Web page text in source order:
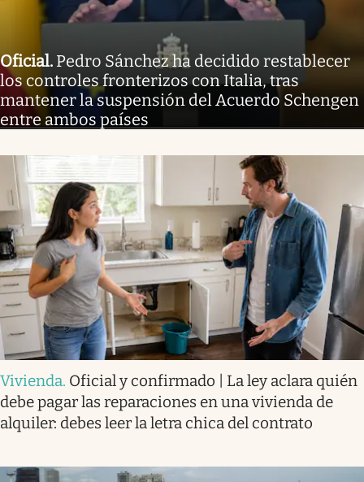
Oficial. Pedro Sánchez ha decidido restablecer
los controles fronterizos con Italia, tras
mantener la suspensión del Acuerdo Schengen
entre ambos países
Vivienda. Oficial y confirmado | La ley aclara quién
debe pagar las reparaciones en una vivienda de
alquiler: debes leer la letra chica del contrato